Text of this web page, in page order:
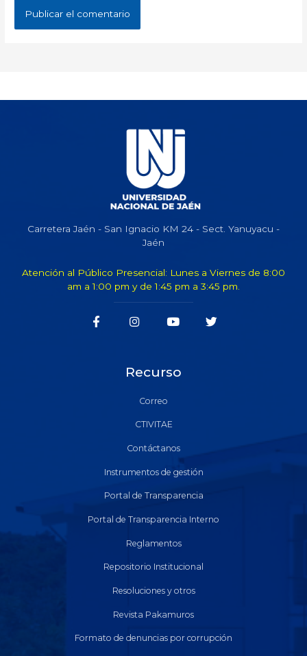
Carretera Jaén - San Ignacio KM 24 - Sect. Yanuyacu -
Jaén
Atención al Público Presencial: Lunes a Viernes de 8:00
am a 1:00 pm y de 1:45 pm a 3:45 pm.
Recurso
Correo
CTIVITAE
Contáctanos
Instrumentos de gestión
Portal de Transparencia
Portal de Transparencia Interno
Reglamentos
Repositorio Institucional
Resoluciones y otros
Revista Pakamuros
Formato de denuncias por corrupción